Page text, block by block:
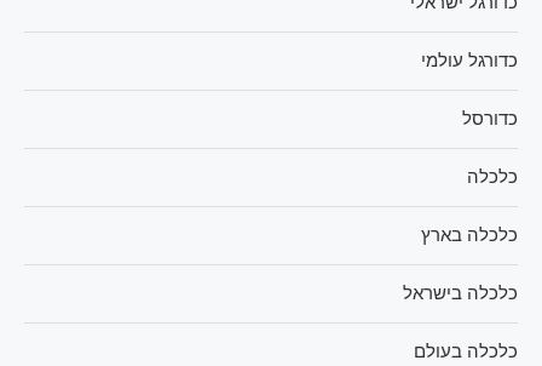
כדורגל עולמי
כדורסל
כלכלה
כלכלה בארץ
כלכלה בישראל
כלכלה בעולם